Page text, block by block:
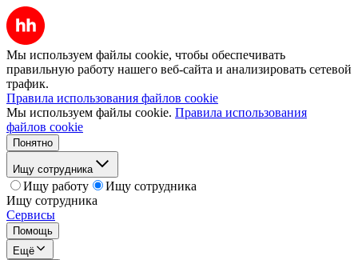
Мы используем файлы cookie, чтобы обеспечивать
правильную работу нашего веб-сайта и анализировать сетевой
трафик.
Правила использования файлов cookie
Мы используем файлы cookie. Правила использования
файлов cookie
Понятно
Ищу сотрудника
Ищу работу
Ищу сотрудника
Ищу сотрудника
Сервисы
Помощь
Ещё